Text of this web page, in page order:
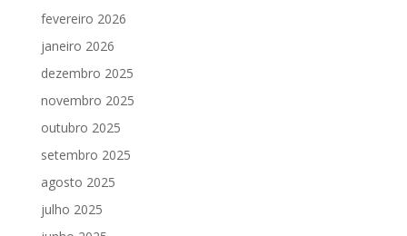
fevereiro 2026
janeiro 2026
dezembro 2025
novembro 2025
outubro 2025
setembro 2025
agosto 2025
julho 2025